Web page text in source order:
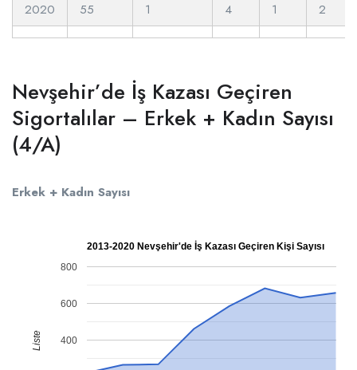
2020
55 1 4 1 2
Nevşehir’de İş Kazası Geçiren
Sigortalılar – Erkek + Kadın Sayısı
(4/A)
Erkek + Kadın Sayısı
2013-2020 Nevşehir'de İş Kazası Geçiren Kişi Sayısı
400
600
800
Liste